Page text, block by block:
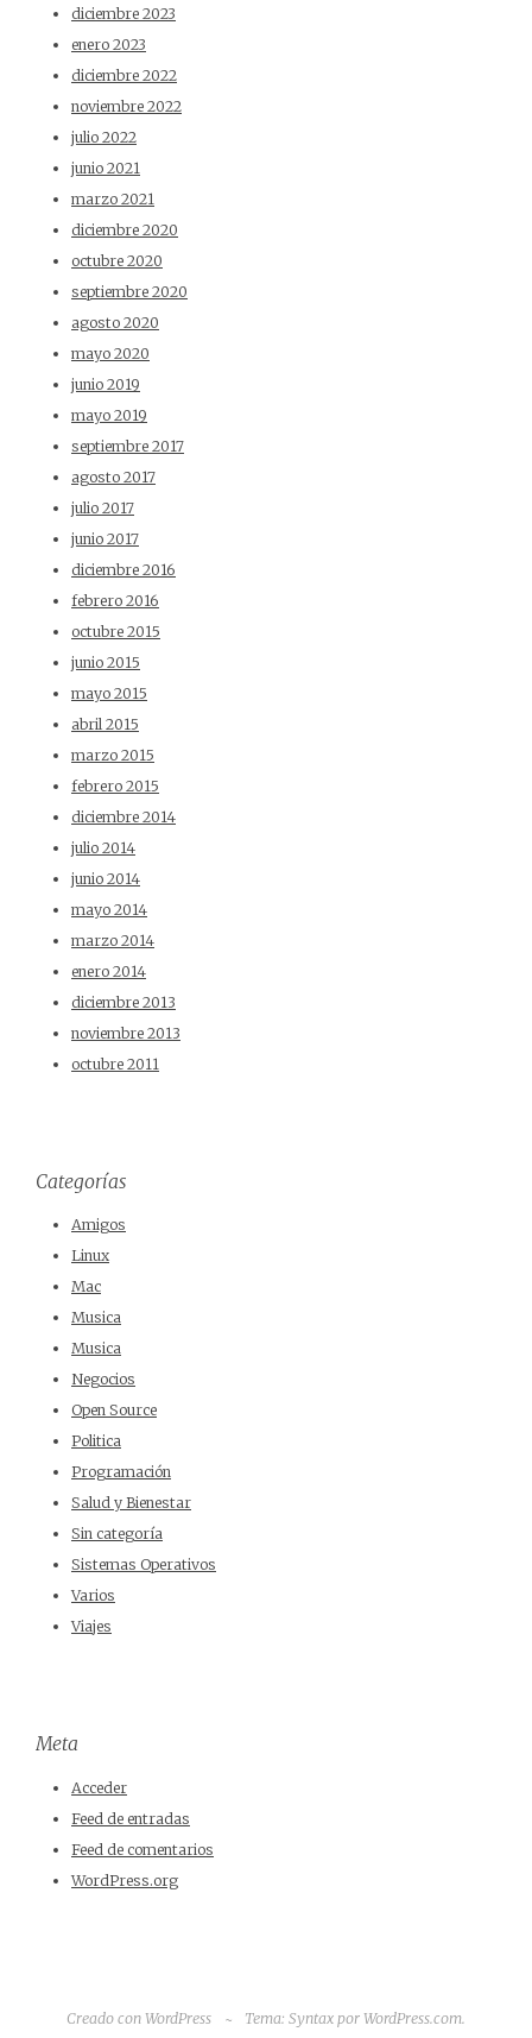
diciembre 2023
enero 2023
diciembre 2022
noviembre 2022
julio 2022
junio 2021
marzo 2021
diciembre 2020
octubre 2020
septiembre 2020
agosto 2020
mayo 2020
junio 2019
mayo 2019
septiembre 2017
agosto 2017
julio 2017
junio 2017
diciembre 2016
febrero 2016
octubre 2015
junio 2015
mayo 2015
abril 2015
marzo 2015
febrero 2015
diciembre 2014
julio 2014
junio 2014
mayo 2014
marzo 2014
enero 2014
diciembre 2013
noviembre 2013
octubre 2011
Categorías
Amigos
Linux
Mac
Musica
Musica
Negocios
Open Source
Politica
Programación
Salud y Bienestar
Sin categoría
Sistemas Operativos
Varios
Viajes
Meta
Acceder
Feed de entradas
Feed de comentarios
WordPress.org
Creado con WordPress ~ Tema: Syntax por WordPress.com